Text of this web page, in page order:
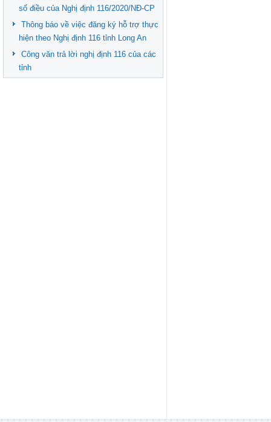
số điều của Nghị định 116/2020/NĐ-CP
Thông báo về việc đăng ký hỗ trợ thực
hiện theo Nghị định 116 tỉnh Long An
Công văn trả lời nghị định 116 của các
tỉnh